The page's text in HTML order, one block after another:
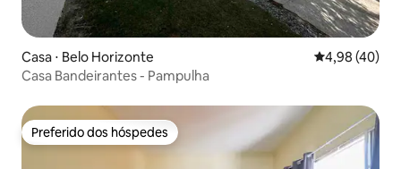
Casa ⋅ Belo Horizonte 4,98 de uma
4,98 (40)
Casa Bandeirantes - Pampulha
Preferido dos hóspedes
Preferido dos hóspedes